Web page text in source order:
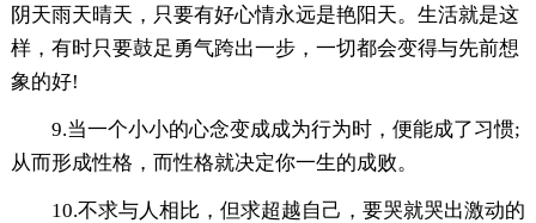
阴天雨天晴天，只要有好心情永远是艳阳天。生活就是这
样，有时只要鼓足勇气跨出一步，一切都会变得与先前想
象的好!
9.当一个小小的心念变成成为行为时，便能成了习惯;
从而形成性格，而性格就决定你一生的成败。
10.不求与人相比，但求超越自己，要哭就哭出激动的